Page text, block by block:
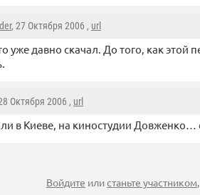
, 27 Октября 2006 , url
уже давно скачал. До того, как этой
Октября 2006 , url
в Киеве, на киностудии
Войдите илистаньте участником